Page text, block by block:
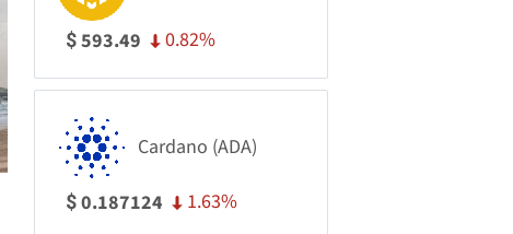
$593.49 0.82%
Cardano (ADA)
$0.187124 1.63%